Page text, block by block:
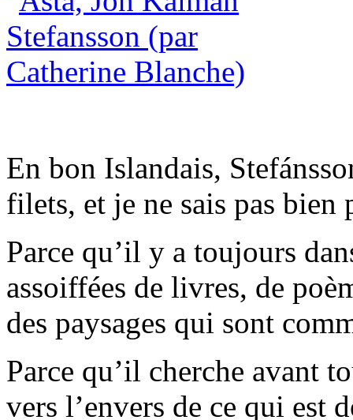
En bon Islandais,
filets, et je ne sais pas bien
Parce qu’il y a toujours
assoiffées de livres, de
des paysages qui sont
Parce qu’il cherche avant
vers l’envers de ce qui est